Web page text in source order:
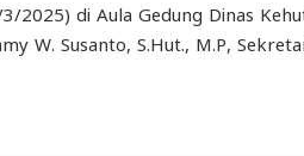
2025) di Aula Gedung Dinas
W. Susanto, S.Hut., M.P,